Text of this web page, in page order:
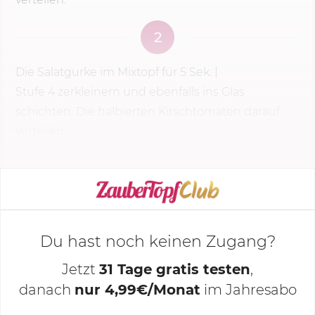
2
Die Salatgurke im Mixtopf für 5 Sek.
Stufe 4
zerkleinern und ebenfalls ins Glas
KOCHMODUS STARTEN
Deine Notizen
Du hast noch keinen Zugang?
Jetzt 31 Tage gratis testen,
danach nur 4,99€/Monat im Jahresabo